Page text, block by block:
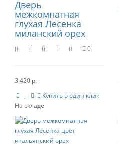
Дверь
межкомнатная
глухая Лесенка
миланский орех
0
3 420 р.
Купить в один клик